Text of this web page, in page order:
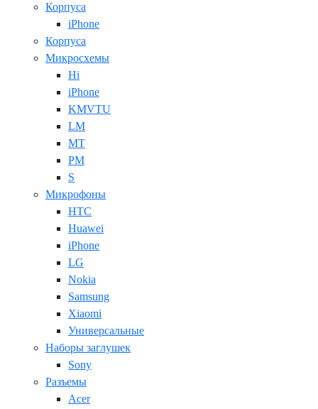
Корпуса
iPhone
Корпуса
Микросхемы
Hi
iPhone
KMVTU
LM
MT
PM
S
Микрофоны
HTC
Huawei
iPhone
LG
Nokia
Samsung
Xiaomi
Универсальные
Наборы заглушек
Sony
Разъемы
Acer